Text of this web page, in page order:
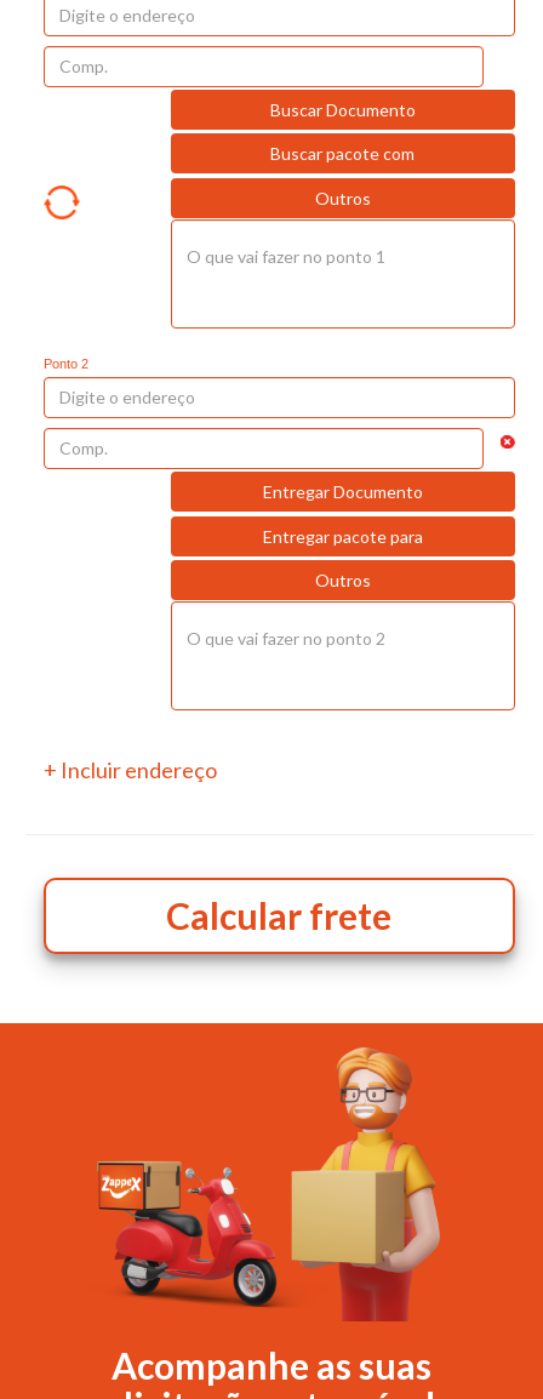
Buscar Documento
Buscar pacote com
Outros
Ponto 2
Entregar Documento
Entregar pacote para
Outros
+ Incluir endereço
Calcular frete
Acompanhe as suas